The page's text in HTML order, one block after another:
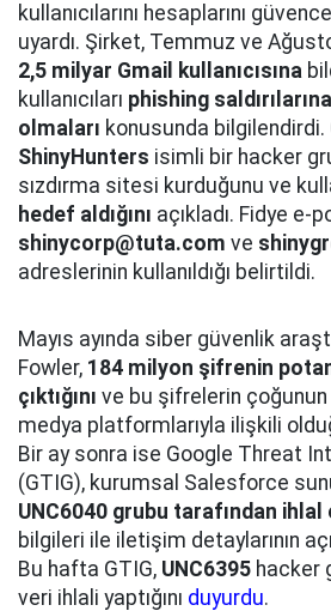
kullanıcılarını hesaplarını
uyardı. Şirket, Temmuz ve
2,5 milyar Gmail kullanıcısına
kullanıcıları phishing
olmaları konusunda bilgilendirdi.
ShinyHunters isimli bir hacker
sızdırma sitesi kurduğunu ve
hedef aldığını açıkladı. Fidye e-
shinycorp@tuta.com ve
adreslerinin kullanıldığı belirtildi.
Mayıs ayında siber güvenlik
Fowler, 184 milyon şifrenin
çıktığını ve bu şifrelerin çoğunun
medya platformlarıyla ilişkili
Bir ay sonra ise Google Threat
(GTIG), kurumsal Salesforce
UNC6040 grubu tarafından ihlal
bilgileri ile iletişim detaylarının
Bu hafta GTIG, UNC6395 hacker
veri ihlali yaptığını duyurdu.